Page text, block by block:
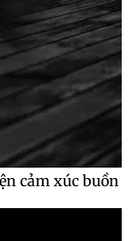
cảm xúc buồn